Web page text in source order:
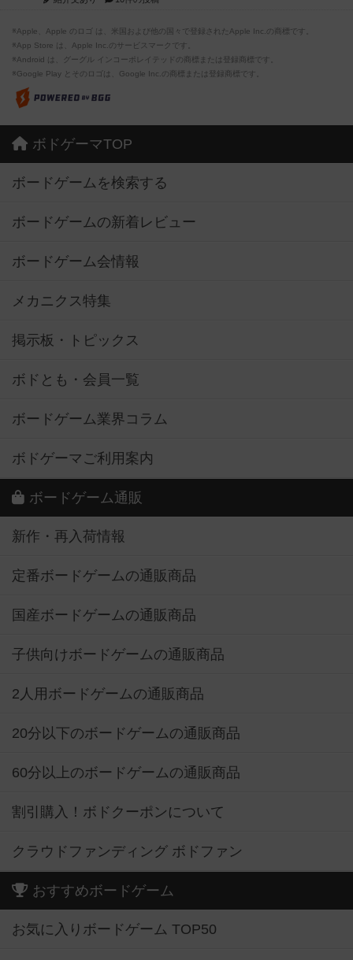
※Apple、Apple のロゴ は、米国および他の国々で登録されたApple Inc.の商標です。
※App Store は、Apple Inc.のサービスマークです。
※Android は、グーグル インコーポレイテッドの商標または登録商標です。
※Google Play とそのロゴは、Google Inc.の商標または登録商標です。
ボドゲーマTOP
ボードゲームを検索する
ボードゲームの新着レビュー
ボードゲーム会情報
メカニクス特集
掲示板・トピックス
ボドとも・会員一覧
ボードゲーム業界コラム
ボドゲーマご利用案内
ボードゲーム通販
新作・再入荷情報
定番ボードゲームの通販商品
国産ボードゲームの通販商品
子供向けボードゲームの通販商品
2人用ボードゲームの通販商品
20分以下のボードゲームの通販商品
60分以上のボードゲームの通販商品
割引購入！ボドクーポンについて
クラウドファンディング ボドファン
おすすめボードゲーム
お気に入りボードゲーム TOP50